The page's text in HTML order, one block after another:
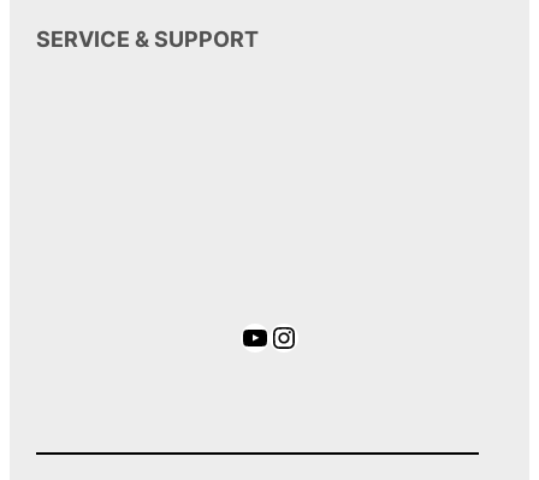
SERVICE & SUPPORT
YouTube
Instagram